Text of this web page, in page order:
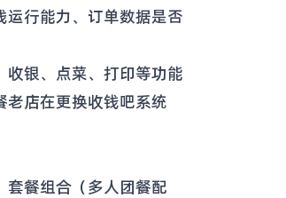
行能力、订单数据是否
收银、点菜、打印等功能
老店在更换收钱吧系统
套餐组合（多人团餐配